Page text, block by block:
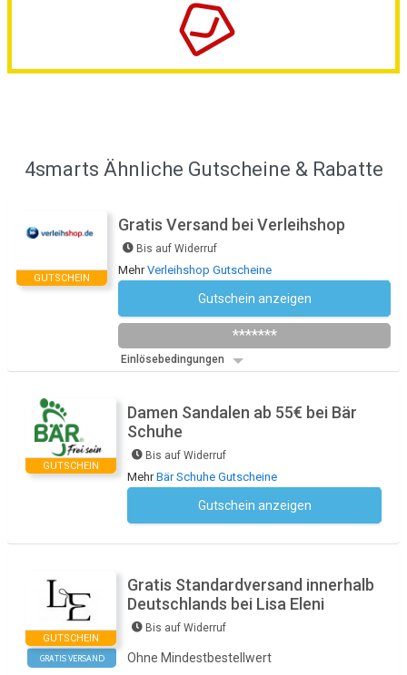
4smarts Ähnliche Gutscheine & Rabatte
GUTSCHEIN
Gratis Versand bei Verleihshop
Bis auf Widerruf
MehrVerleihshop Gutscheine
Gutschein anzeigen
*******
Einlösebedingungen
GUTSCHEIN
Damen Sandalen ab 55€ bei Bär
Schuhe
Bis auf Widerruf
MehrBär Schuhe Gutscheine
Gutschein anzeigen
GUTSCHEIN
GRATIS VERSAND
Gratis Standardversand innerhalb
Deutschlands bei Lisa Eleni
Bis auf Widerruf
Ohne Mindestbestellwert